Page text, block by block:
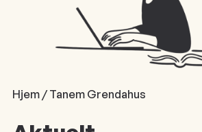
Hjem / Tanem Grendahus